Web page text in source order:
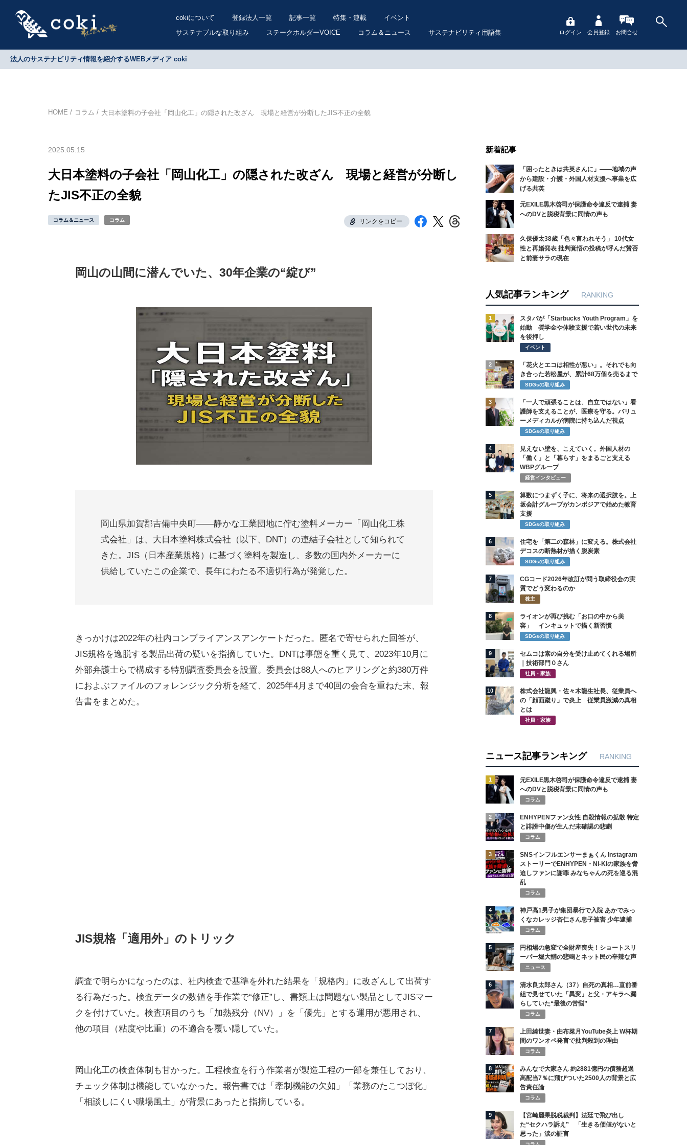
cokiについて 登録法人一覧 記事一覧 特集・連載
イベント
サステナブルな取り組み
ステークホルダーVOICE コラム＆ニュース サステナビリティ用語集 ログイン 会員登録 お問合せ
法人のサステナビリティ情報を紹介するWEBメディア coki
HOME コラム 大日本塗料の子会社「岡山化工」の隠された改ざん 現場と経営が分断したJIS不正の全貌
2025.05.15
大日本塗料の子会社「岡山化工」の隠された改ざん 現場と経営が分断し
たJIS不正の全貌
コラム＆ニュース コラム リンクをコピー
岡山の山間に潜んでいた、30年企業の“綻び”
岡山県加賀郡吉備中央町――静かな工業団地に佇む塗料メーカー「岡山化工株
式会社」は、大日本塗料株式会社（以下、DNT）の連結子会社として知られて
きた。JIS（日本産業規格）に基づく塗料を製造し、多数の国内外メーカーに
供給していたこの企業で、長年にわたる不適切行為が発覚した。
きっかけは2022年の社内コンプライアンスアンケートだった。匿名で寄せられた回答が、
JIS規格を逸脱する製品出荷の疑いを指摘していた。DNTは事態を重く見て、2023年10月に
外部弁護士らで構成する特別調査委員会を設置。委員会は88人へのヒアリングと約380万件
におよぶファイルのフォレンジック分析を経て、2025年4月まで40回の会合を重ねた末、報
告書をまとめた。
JIS規格「適用外」のトリック
調査で明らかになったのは、社内検査で基準を外れた結果を「規格内」に改ざんして出荷す
る行為だった。検査データの数値を手作業で“修正”し、書類上は問題ない製品としてJISマー
クを付けていた。検査項目のうち「加熱残分（NV）」を「優先」とする運用が悪用され、
他の項目（粘度や比重）の不適合を覆い隠していた。
岡山化工の検査体制も甘かった。工程検査を行う作業者が製造工程の一部を兼任しており、
チェック体制は機能していなかった。報告書では「牽制機能の欠如」「業務のたこつぼ化」
「相談しにくい職場風土」が背景にあったと指摘している。
新着記事
「困ったときは共英さんに」――地域の声
から建設・介護・外国人材支援へ事業を広
げる共英
元EXILE黒木啓司が保護命令違反で逮捕 妻
へのDVと脱税背景に同情の声も
久保優太38歳「色々言われそう」 10代女
性と再婚発表 批判覚悟の投稿が呼んだ賛否
と前妻サラの現在
人気記事ランキング RANKING
1
スタバが「Starbucks Youth Program」を
始動 奨学金や体験支援で若い世代の未来
を後押し
イベント
2
「花火とエコは相性が悪い」。それでも向
き合った若松屋が、累計68万個を売るまで
SDGsの取り組み
3
「一人で頑張ることは、自立ではない」看
護師を支えることが、医療を守る。バリュ
ーメディカルが病院に持ち込んだ視点
SDGsの取り組み
4
見えない壁を、こえていく。外国人材の
「働く」と「暮らす」をまるごと支える
WBPグループ
経営インタビュー
5
算数につまずく子に、将来の選択肢を。上
坂会計グループがカンボジアで始めた教育
支援
SDGsの取り組み
6
住宅を「第二の森林」に変える。株式会社
デコスの断熱材が描く脱炭素
SDGsの取り組み
7
CGコード2026年改訂が問う取締役会の実
質でどう変わるのか
株主
8
ライオンが再び挑む「お口の中から美
容」 インキュットで描く新習慣
SDGsの取り組み
9
セムコは素の自分を受け止めてくれる場所
｜技術部門０さん
社員・家族
10
株式会社龍興・佐々木龍生社長、従業員へ
の「顔面蹴り」で炎上 従業員激減の真相
とは
社員・家族
ニュース記事ランキング RANKING
1
元EXILE黒木啓司が保護命令違反で逮捕 妻
へのDVと脱税背景に同情の声も
コラム
2
ENHYPENファン女性 自殺情報の拡散 特定
と誹謗中傷が生んだ未確認の悲劇
コラム
3
SNSインフルエンサーまぁくん Instagram
ストーリーでENHYPEN・NI-KIの家族を脅
迫しファンに謝罪 みなちゃんの死を巡る混
乱
コラム
4
神戸高1男子が集団暴行で入院 あかでみっ
くなカレッジ杏仁さん息子被害 少年逮捕
コラム
5
円相場の急変で全財産喪失！ショートスリ
ーパー堀大輔の悲鳴とネット民の辛辣な声
ニュース
6
清水良太郎さん（37）自死の真相…直前番
組で見せていた「異変」と父・アキラへ漏
らしていた“最後の苦悩”
コラム
7
上田綺世妻・由布菜月YouTube炎上 W杯期
間のワンオペ発言で批判殺到の理由
コラム
8
みんなで大家さん 約2881億円の債務超過
高配当7％に飛びついた2500人の背景と広
告責任論
コラム
9
【宮崎麗果脱税裁判】法廷で飛び出し
た“セクハラ訴え” 「生きる価値がないと
思った」涙の証言